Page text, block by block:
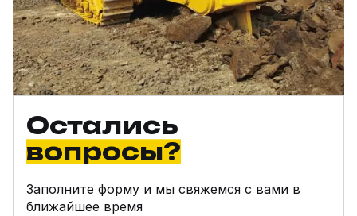
Остались
вопросы?
Заполните форму и мы свяжемся с вами в
ближайшее время